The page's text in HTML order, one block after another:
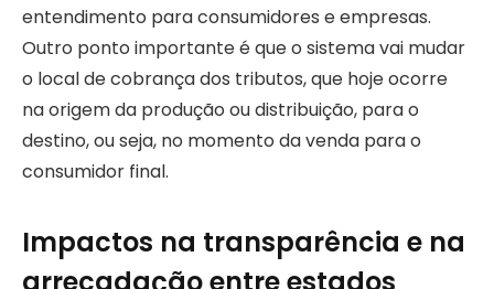
entendimento para consumidores e empresas.
Outro ponto importante é que o sistema vai mudar
o local de cobrança dos tributos, que hoje ocorre
na origem da produção ou distribuição, para o
destino, ou seja, no momento da venda para o
consumidor final.
Impactos na transparência e na